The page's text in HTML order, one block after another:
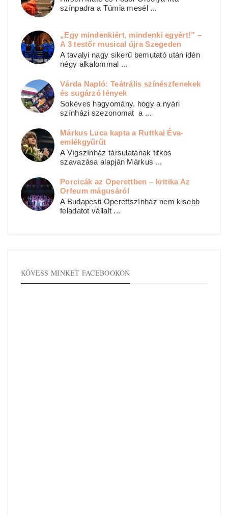
színpadra a Túmia mesél ...
„Egy mindenkiért, mindenki egyért!” –
A 3 testőr musical újra Szegeden
A tavalyi nagy sikerű bemutató után idén
négy alkalommal ...
Várda Napló: Teátrális színészfenekek
és sugárzó lények
Sokéves hagyomány, hogy a nyári
színházi szezonomat a ...
Márkus Luca kapta a Ruttkai Éva-
emlékgyűrűt
A Vígszínház társulatának titkos
szavazása alapján Márkus ...
Porcicák az Operettben – kritika Az
Orfeum mágusáról
A Budapesti Operettszínház nem kisebb
feladatot vállalt ...
KÖVESS MINKET FACEBOOKON